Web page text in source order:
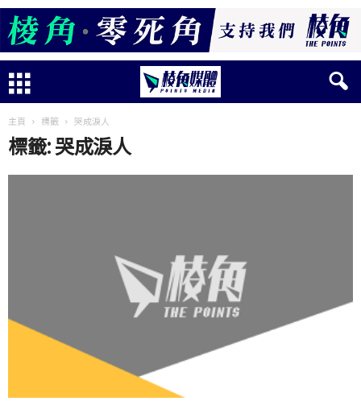
主頁 標籤 哭成淚人
標籤: 哭成淚人